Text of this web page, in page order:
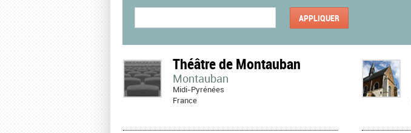
Théâtre de Montauban
Montauban
Midi-Pyrénées
France